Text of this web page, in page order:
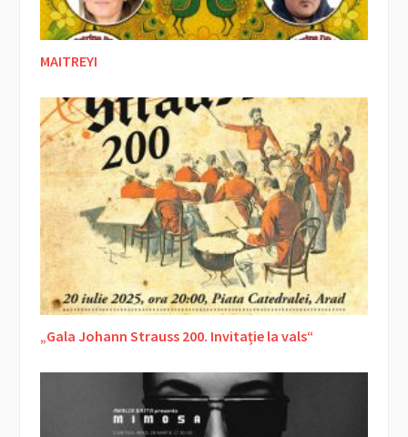
MAITREYI
„Gala Johann Strauss 200. Invitație la vals“